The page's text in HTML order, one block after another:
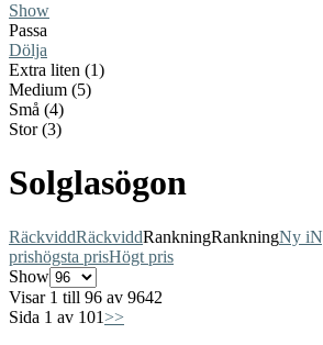
Show
Passa
Dölja
Extra liten (1)
Medium (5)
Små (4)
Stor (3)
Solglasögon
RäckviddRäckviddRankningRankningNy i
prishögsta prisHögt pris
Show
Visar 1 till 96 av 9642
Sida 1 av 101>>